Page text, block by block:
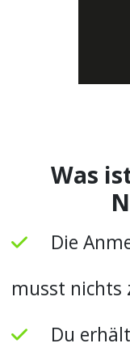
Was
Die
musst nichts
Du